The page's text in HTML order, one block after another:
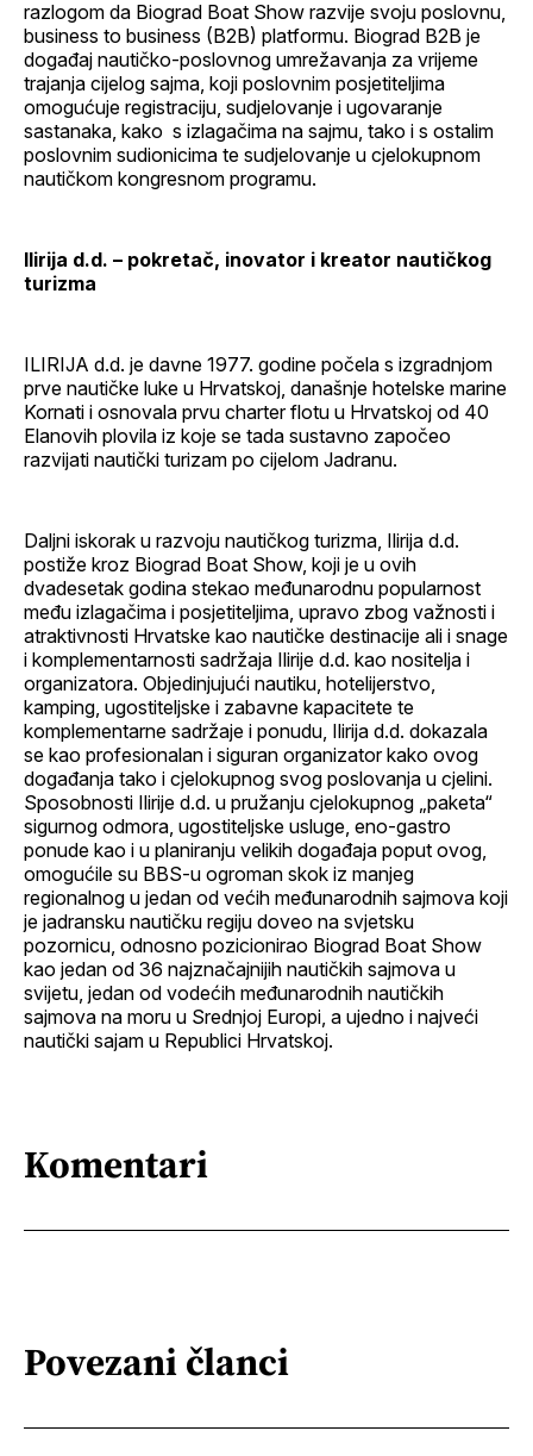
razlogom da Biograd Boat Show razvije svoju poslovnu,
business to business (B2B) platformu. Biograd B2B je
događaj nautičko-poslovnog umrežavanja za vrijeme
trajanja cijelog sajma, koji poslovnim posjetiteljima
omogućuje registraciju, sudjelovanje i ugovaranje
sastanaka, kako s izlagačima na sajmu, tako i s ostalim
poslovnim sudionicima te sudjelovanje u cjelokupnom
nautičkom kongresnom programu.
Ilirija d.d. – pokretač, inovator i kreator nautičkog
turizma
ILIRIJA d.d. je davne 1977. godine počela s izgradnjom
prve nautičke luke u Hrvatskoj, današnje hotelske marine
Kornati i osnovala prvu charter flotu u Hrvatskoj od 40
Elanovih plovila iz koje se tada sustavno započeo
razvijati nautički turizam po cijelom Jadranu.
Daljni iskorak u razvoju nautičkog turizma, Ilirija d.d.
postiže kroz Biograd Boat Show, koji je u ovih
dvadesetak godina stekao međunarodnu popularnost
među izlagačima i posjetiteljima, upravo zbog važnosti i
atraktivnosti Hrvatske kao nautičke destinacije ali i snage
i komplementarnosti sadržaja Ilirije d.d. kao nositelja i
organizatora. Objedinjujući nautiku, hotelijerstvo,
kamping, ugostiteljske i zabavne kapacitete te
komplementarne sadržaje i ponudu, Ilirija d.d. dokazala
se kao profesionalan i siguran organizator kako ovog
događanja tako i cjelokupnog svog poslovanja u cjelini.
Sposobnosti Ilirije d.d. u pružanju cjelokupnog „paketa“
sigurnog odmora, ugostiteljske usluge, eno-gastro
ponude kao i u planiranju velikih događaja poput ovog,
omogućile su BBS-u ogroman skok iz manjeg
regionalnog u jedan od većih međunarodnih sajmova koji
je jadransku nautičku regiju doveo na svjetsku
pozornicu, odnosno pozicionirao Biograd Boat Show
kao jedan od 36 najznačajnijih nautičkih sajmova u
svijetu, jedan od vodećih međunarodnih nautičkih
sajmova na moru u Srednjoj Europi, a ujedno i najveći
nautički sajam u Republici Hrvatskoj.
Komentari
Povezani članci